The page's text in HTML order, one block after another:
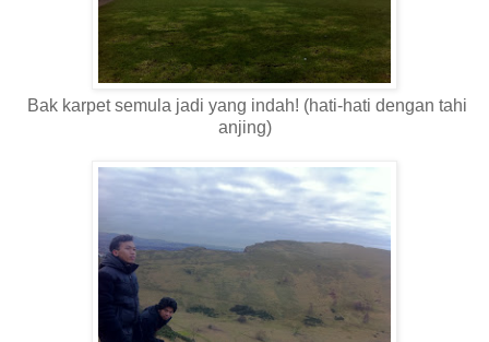
Bak karpet semula jadi yang indah! (hati-hati dengan tahi
anjing)